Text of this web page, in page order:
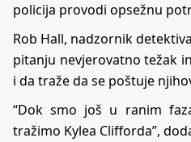
policija provodi opsežnu
Rob Hall, nadzornik
pitanju nevjerovatno težak
i da traže da se poštuje
“Dok smo još u ranim
tražimo Kylea Clifforda”,